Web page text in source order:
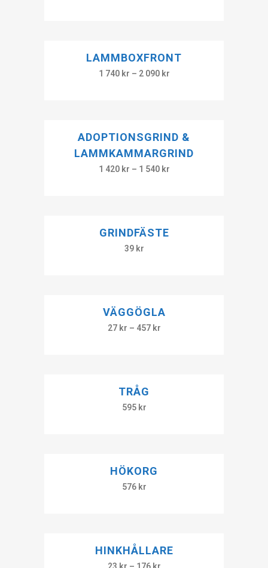
LAMMBOXFRONT
1 740 kr – 2 090 kr
ADOPTIONSGRIND &
LAMMKAMMARGRIND
1 420 kr – 1 540 kr
GRINDFÄSTE
39 kr
VÄGGÖGLA
27 kr – 457 kr
TRÅG
595 kr
HÖKORG
576 kr
HINKHÅLLARE